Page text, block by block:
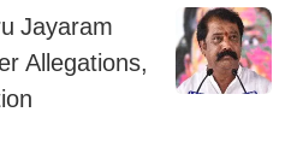
Jayaram
Allegations,